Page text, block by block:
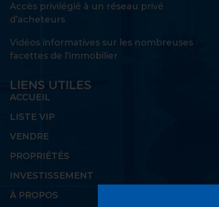
Accès privilégié à un réseau privé
d’acheteurs
Vidéos informatives sur les nombreuses
facettes de l’immobilier
LIENS UTILES
ACCUEIL
LISTE VIP
VENDRE
PROPRIÉTÉS
INVESTISSEMENT
À PROPOS